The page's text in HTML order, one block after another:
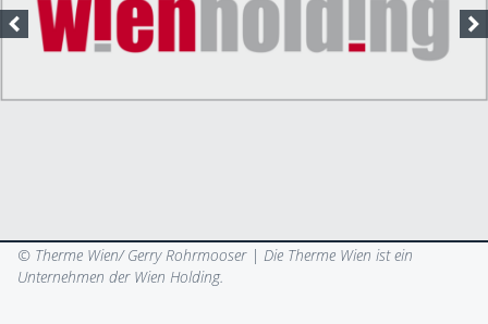
© Therme Wien/ Gerry Rohrmooser | Die Therme Wien ist ein
Unternehmen der Wien Holding.